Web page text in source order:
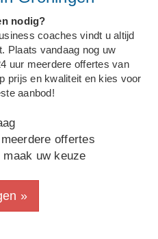
nodig?
coaches vindt u altijd
Plaats vandaag nog uw
uur meerdere offertes van
prijs en kwaliteit en kies voor
aanbod!
offertes
uw keuze
»